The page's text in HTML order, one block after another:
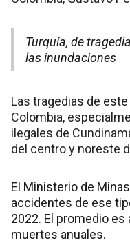
Turquía, de
las inundaciones
Las tragedias de
Colombia,
ilegales de
del centro y noreste
El Ministerio de
accidentes de ese
2022. El promedio es
muertes anuales.